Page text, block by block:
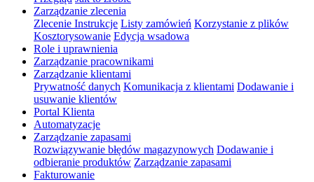
Zarządzanie zlecenia
Zlecenie Instrukcje Listy zamówień Korzystanie z plików
Kosztorysowanie Edycja wsadowa
Role i uprawnienia
Zarządzanie pracownikami
Zarządzanie klientami
Prywatność danych Komunikacja z klientami Dodawanie i
usuwanie klientów
Portal Klienta
Automatyzacje
Zarządzanie zapasami
Rozwiązywanie błędów magazynowych Dodawanie i
odbieranie produktów Zarządzanie zapasami
Fakturowanie